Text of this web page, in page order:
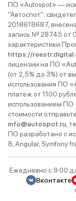
ПО «Autospot» —
"Автоспот":
2018618687,
запись № 28745 от
характеристики
https://
лицензии на ПО
(от 2,5% до 3%) от
использования ПО
платеж от 1100
использованием ПО
стоимости
info@autospot.ru ,
ПО разработано с
8, Angular, Symfony
Ежедневно с 9:00
Вконтакте